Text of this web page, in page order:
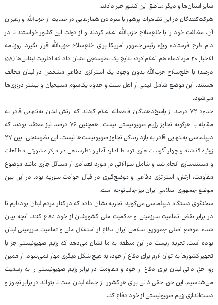
سایر استان‌ها و دیگر مناطق این کشور خبر دادند.
شرکت‌کنندگان در این تظاهرات پرشور با سردادن شعارهایی در حمایت از حزب‌الله و رهبران
آن، مخالفت خود را با خلع‌سلاح حزب‌الله اعلام کردند و از دولت این کشور خواستند تا در
دام طرح فرستاده ویژه رئیس‌جمهور آمریکا برای خلع‌سلاح حزب‌الله قرار نگیرد. روزنامه
الاخبار ۲۰ مردادماه هم اعلام کرد: نتایج یک نظرسنجی نشان داد که اکثریت لبنانی‌ها (۵۸
درصد) با خلع‌سلاح حزب‌الله بدون وجود یک استراتژی دفاعی مشخص در لبنان مخالف
هستند. این موضع شامل نیمی از اهل سنت و حدود یک‌سوم مسیحیان و بیشتر دروزی‌ها
می‌شود.
حدود ۷۲ درصد از پاسخ‌دهندگان قاطعانه اعلام کردند که ارتش لبنان به‌تنهایی قادر به
مقابله با هرگونه تجاوز رژیم صهیونیستی نیست. همچنین ۷۶ درصد نیز معتقد بودند که
دیپلماسی به‌تنهایی قادر به بازدارندگی تجاوز صهیونیست‌ها نیست. این نظرسنجی، بین ۲۷
ژوئیه گذشته و چهار آگوست جاری توسط اداره آمار و نظرسنجی در مرکز مشورتی مطالعات
و مستندسازی انجام شد و شامل سوالاتی در مورد تعدادی از مسائل جاری مانند موضوع
مقاومت، ارتش، استراتژی دفاعی و موضع‌گیری در قبال حوادث سوریه بود. در این بین
موضع جمهوری اسلامی ایران نیز جالب‌توجه است.
سخنگوی دستگاه دیپلماسی می‌گوید: تجربه نشان داده که در کنار مردم لبنان بوده‌ایم تا
در برابر نقض تمامیت سرزمینی و حاکمیت ملی کشورشان از خود دفاع کنند. آنچه بیان
شده، موضع اصلی جمهوری اسلامی ایران دفاع از استقلال ملی و تمامیت سرزمینی لبنان
بوده است. تجربه زیست در این منطقه به ما نشان می‌دهد که رژیم صهیونیستی جز با
تجهیز کشورها به توان لازم برای دفاع از خود، به هیچ شکل دیگری مهار نمی‌شود. از همین
رو، حق ذاتی لبنان برای دفاع از خود و مقاومت در برابر رژیم صهیونیستی را به رسمیت
می‌شناسیم. این حق، حقی ذاتی برای هر کشور، از جمله لبنان است تا بتواند در برابر تجاوز و
دست‌اندازی رژیم صهیونیستی از خود دفاع کند.